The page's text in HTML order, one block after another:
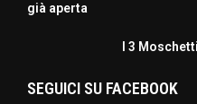
già aperta
I 3
SEGUICI SU FACEBOOK